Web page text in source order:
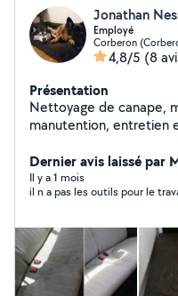
Jonathan
Employé
Corberon
4,8/5 (8
Présentation
Nettoyage de canape,
manutention, entretien
Dernier avis laissé par
Il y a 1 mois
il n a pas les outils pour le